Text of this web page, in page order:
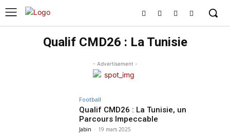
Qualif CMD26 : La Tunisie
- Advertisement -
Football
Qualif CMD26 : La Tunisie, un
Parcours Impeccable
Jabin - 19 mars 2025